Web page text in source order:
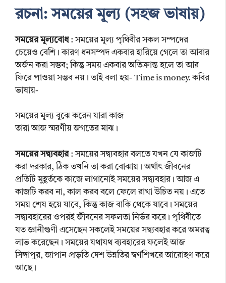
রচনা: সময়ের মূল্য (সহজ ভাষায়)
সময়ের মূল্যবোধ: সময়ের মূল্য পৃথিবীর সকল সম্পদের
চেয়েও বেশি। কারণ ধনসম্পদ একবার হারিয়ে গেলে তা আবার
অর্জন করা সম্ভব; কিন্তু সময় একবার অতিক্রান্ত হলে তা আর
ফিরে পাওয়া সম্ভব নয়। তাই বলা হয়- Time is money. কবির
ভাষায়-
সময়ের মূল্য বুঝে করেন যারা কাজ
তারা আজ স্মরণীয় জগতের মাঝ।
সময়ের সদ্ব্যবহার: সময়ের সদ্ব্যবহার বলতে যখন যে কাজটি
করা দরকার, ঠিক তখনি তা করা বোঝায়। অর্থাৎ জীবনের
প্রতিটি মুহূর্তকে কাজে লাগানোই সময়ের সদ্ব্যবহার। আজ এ
কাজটি করব না, কাল করব বলে ফেলে রাখা উচিত নয়। এতে
সময় শেষ হয়ে যাবে, কিন্তু কাজ বাকি থেকে যাবে। সময়ের
সদ্ব্যবহারের ওপরই জীবনের সফলতা নির্ভর করে। পৃথিবীতে
যত জ্ঞানীগুণী এসেছেন সকলেই সময়ের সদ্ব্যবহার করে অমরত্ব
লাভ করেছেন। সময়ের যথাযথ ব্যবহারের ফলেই আজ
সিঙ্গাপুর, জাপান প্রভৃতি দেশ উন্নতির স্বর্ণশিখরে আরোহণ করে
আছে।